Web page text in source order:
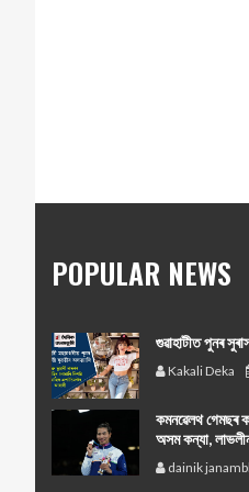
POPULAR NEWS
গুৱাহাটীত পুনৰ
Kakali Deka
কমনৱেলথ গেমছৰ
অসম কন্যা,
dainik